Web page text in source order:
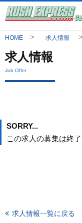
HOME 求人情報
求人情報
Job Offer
SORRY...
この求人の募集は終了
求人情報一覧に戻る